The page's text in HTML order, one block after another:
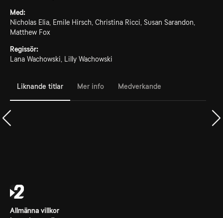
Med:
Nicholas Elia, Emile Hirsch, Christina Ricci, Susan Sarandon,
Matthew Fox
Regissör:
Lana Wachowski, Lilly Wachowski
Liknande titlar Mer info Medverkande
Allmänna villkor